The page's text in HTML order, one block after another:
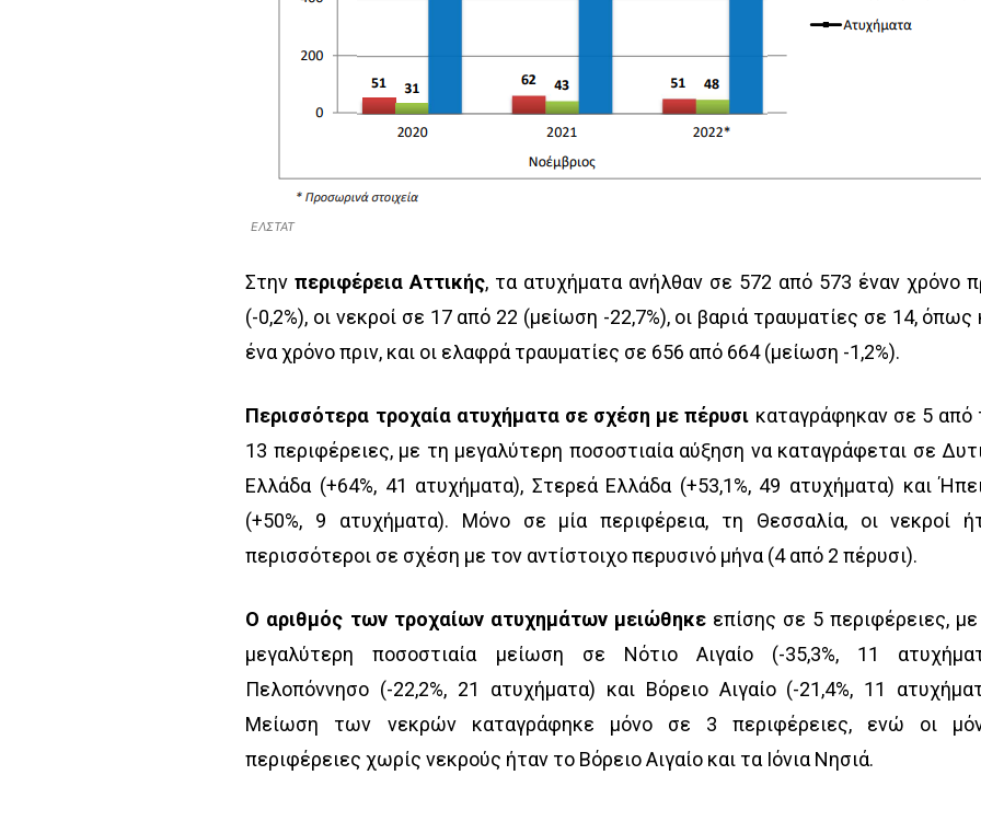
ΕΛΣΤΑΤ
Στηνπεριφέρεια Αττικής, τα ατυχήματα ανήλθαν σε 572 από 573 έναν χρόνο
(-0,2%), οι νεκροί σε 17 από 22 (μείωση -22,7%), οι βαριά τραυματίες σε 14, όπως
ένα χρόνο πριν, και οι ελαφρά τραυματίες σε 656 από 664 (μείωση -1,2%).
Περισσότερα τροχαία ατυχήματα σε σχέση με πέρυσι καταγράφηκαν σε 5 από
13 περιφέρειες, με τη μεγαλύτερη ποσοστιαία αύξηση να καταγράφεται σε
Ελλάδα (+64%, 41 ατυχήματα), Στερεά Ελλάδα (+53,1%, 49 ατυχήματα) και
(+50%, 9 ατυχήματα). Μόνο σε μία περιφέρεια, τη Θεσσαλία, οι νεκροί
περισσότεροι σε σχέση με τον αντίστοιχο περυσινό μήνα (4 από 2 πέρυσι).
Ο αριθμός των τροχαίων ατυχημάτων μειώθηκεεπίσης σε 5 περιφέρειες,
μεγαλύτερη ποσοστιαία μείωση σε Νότιο Αιγαίο (-35,3%, 11
Πελοπόννησο (-22,2%, 21 ατυχήματα) και Βόρειο Αιγαίο (-21,4%, 11
Μείωση των νεκρών καταγράφηκε μόνο σε 3 περιφέρειες, ενώ οι
περιφέρειες χωρίς νεκρούς ήταν το Βόρειο Αιγαίο και τα Ιόνια Νησιά.